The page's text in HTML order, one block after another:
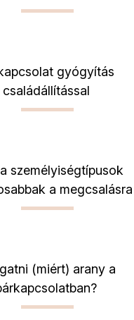
gyógyítás
családállítással
személyiségtípusok
a megcsalásra
(miért) arany a